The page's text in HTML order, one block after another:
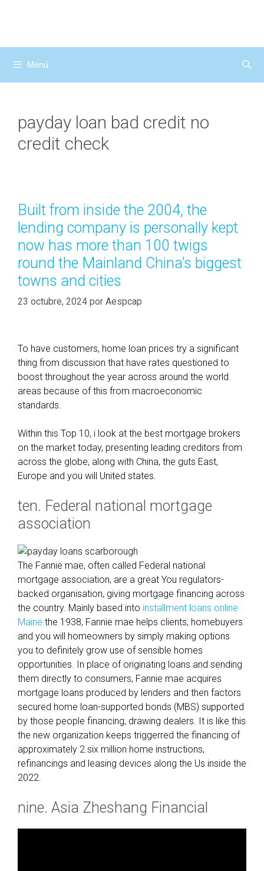
Menú
payday loan bad credit no
credit check
Built from inside the 2004, the
lending company is personally kept
now has more than 100 twigs
round the Mainland China’s biggest
towns and cities
23 octubre, 2024 por Aespcap
To have customers, home loan prices try a significant
thing from discussion that have rates questioned to
boost throughout the year across around the world
areas because of this from macroeconomic
standards.
Within this Top 10, i look at the best mortgage brokers
on the market today, presenting leading creditors from
across the globe, along with China, the guts East,
Europe and you will United states.
ten. Federal national mortgage
association
The Fannie mae, often called Federal national
mortgage association, are a great You regulators-
backed organisation, giving mortgage financing across
the country. Mainly based into installment loans online
Maine the 1938, Fannie mae helps clients, homebuyers
and you will homeowners by simply making options
you to definitely grow use of sensible homes
opportunities. In place of originating loans and sending
them directly to consumers, Fannie mae acquires
mortgage loans produced by lenders and then factors
secured home loan-supported bonds (MBS) supported
by those people financing, drawing dealers. It is like this
the new organization keeps triggerred the financing of
approximately 2.six million home instructions,
refinancings and leasing devices along the Us inside the
2022.
nine. Asia Zheshang Financial